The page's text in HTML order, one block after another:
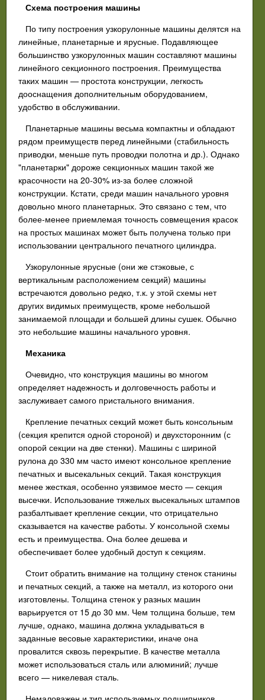
Схема построения машины
По типу построения узкорулонные машины делятся на
линейные, планетарные и ярусные. Подавляющее
большинство узкорулонных машин составляют машины
линейного секционного построения. Преимущества
таких машин — простота конструкции, легкость
дооснащения дополнительным оборудованием,
удобство в обслуживании.
Планетарные машины весьма компактны и обладают
рядом преимуществ перед линейными (стабильность
приводки, меньше путь проводки полотна и др.). Однако
"планетарки" дороже секционных машин такой же
красочности на 20-30% из-за более сложной
конструкции. Кстати, среди машин начального уровня
довольно много планетарных. Это связано с тем, что
более-менее приемлемая точность совмещения красок
на простых машинах может быть получена только при
использовании центрального печатного цилиндра.
Узкорулонные ярусные (они же стэковые, с
вертикальным расположением секций) машины
встречаются довольно редко, т.к. у этой схемы нет
других видимых преимуществ, кроме небольшой
занимаемой площади и большей длины сушек. Обычно
это небольшие машины начального уровня.
Механика
Очевидно, что конструкция машины во многом
определяет надежность и долговечность работы и
заслуживает самого пристального внимания.
Крепление печатных секций может быть консольным
(секция крепится одной стороной) и двухсторонним (с
опорой секции на две стенки). Машины с шириной
рулона до 330 мм часто имеют консольное крепление
печатных и высекальных секций. Такая конструкция
менее жесткая, особенно уязвимое место — секция
высечки. Использование тяжелых высекальных штампов
разбалтывает крепление секции, что отрицательно
сказывается на качестве работы. У консольной схемы
есть и преимущества. Она более дешева и
обеспечивает более удобный доступ к секциям.
Стоит обратить внимание на толщину стенок станины
и печатных секций, а также на металл, из которого они
изготовлены. Толщина стенок у разных машин
варьируется от 15 до 30 мм. Чем толщина больше, тем
лучше, однако, машина должна укладываться в
заданные весовые характеристики, иначе она
провалится сквозь перекрытие. В качестве металла
может использоваться сталь или алюминий; лучше
всего — никелевая сталь.